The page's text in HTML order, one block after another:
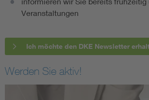
Veranstaltungen
Ich möchte den DKE Newsletter
Werden Sie aktiv!